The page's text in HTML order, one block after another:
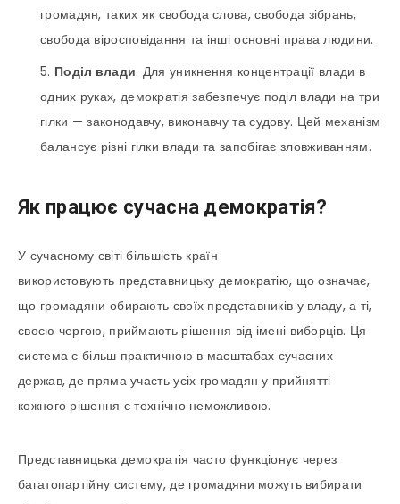
громадян, таких як свобода слова, свобода зібрань,
свобода віросповідання та інші основні права людини.
Поділ влади. Для уникнення концентрації влади в
одних руках, демократія забезпечує поділ влади на три
гілки — законодавчу, виконавчу та судову. Цей механізм
балансує різні гілки влади та запобігає зловживанням.
Як працює сучасна демократія?
У сучасному світі більшість країн
використовують представницьку демократію, що означає,
що громадяни обирають своїх представників у владу, а ті,
своєю чергою, приймають рішення від імені виборців. Ця
система є більш практичною в масштабах сучасних
держав, де пряма участь усіх громадян у прийнятті
кожного рішення є технічно неможливою.
Представницька демократія часто функціонує через
багатопартійну систему, де громадяни можуть вибирати